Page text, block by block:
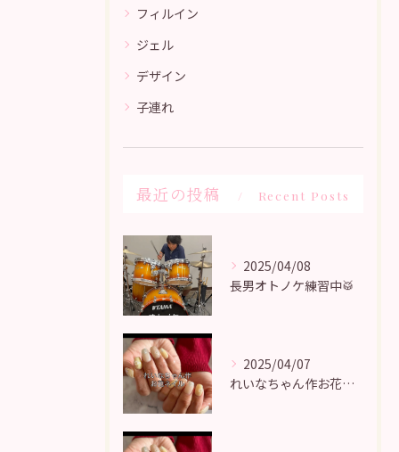
フィルイン
ジェル
デザイン
子連れ
最近の投稿 Recent Posts
2025/04/08
長男オトノケ練習中🥁
2025/04/07
れいなちゃん作お花ネイル♡